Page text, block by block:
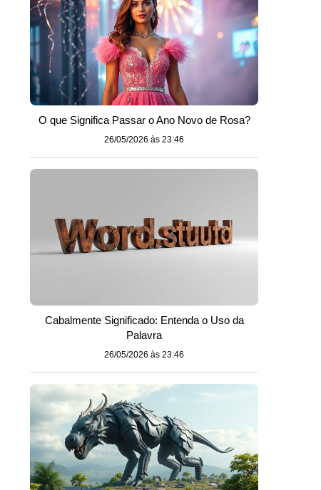
O que Significa Passar o Ano Novo de Rosa?
26/05/2026 às 23:46
Cabalmente Significado: Entenda o Uso da
Palavra
26/05/2026 às 23:46